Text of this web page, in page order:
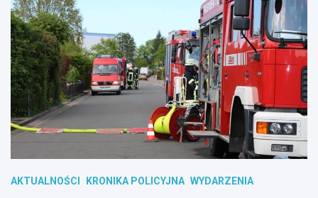
AKTUALNOŚCI KRONIKA POLICYJNA WYDARZENIA